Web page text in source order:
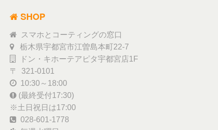
SHOP
スマホとコーティングの窓口
栃木県宇都宮市江曽島本町22-7
ドン・キホーテアピタ宇都宮店1F
〒 321-0101
10:30～18:00
(最終受付17:30)
※土日祝日は17:00
028-601-1778